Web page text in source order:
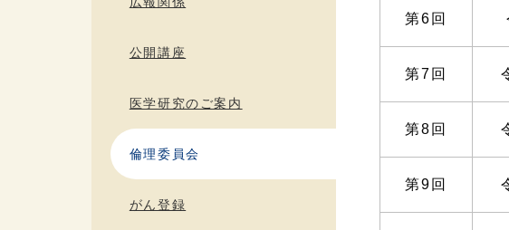
第6回
第7回
第8回
第9回
公開講座
医学研究のご案内
倫理委員会
がん登録